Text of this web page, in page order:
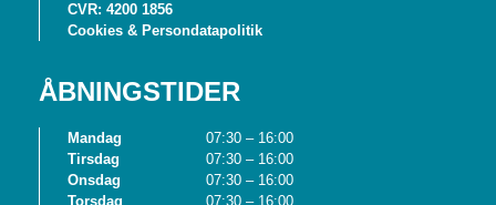
CVR: 4200 1856
Cookies & Persondatapolitik
ÅBNINGSTIDER
Mandag
Tirsdag
Onsdag
Torsdag
07:30 – 16:00
07:30 – 16:00
07:30 – 16:00
07:30 – 16:00